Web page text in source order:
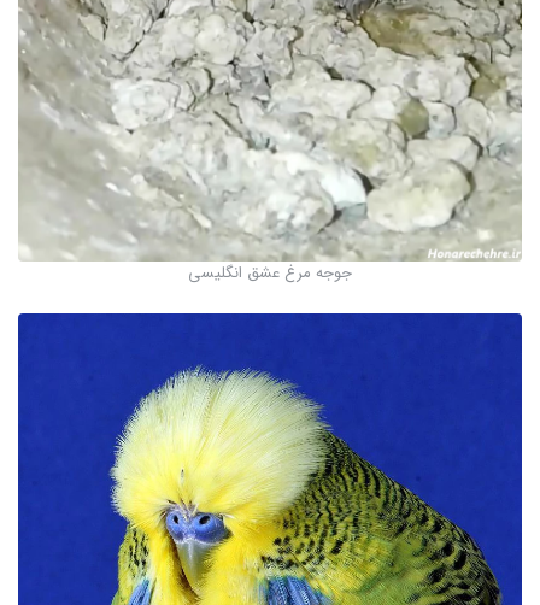
جوجه مرغ عشق انگلیسی